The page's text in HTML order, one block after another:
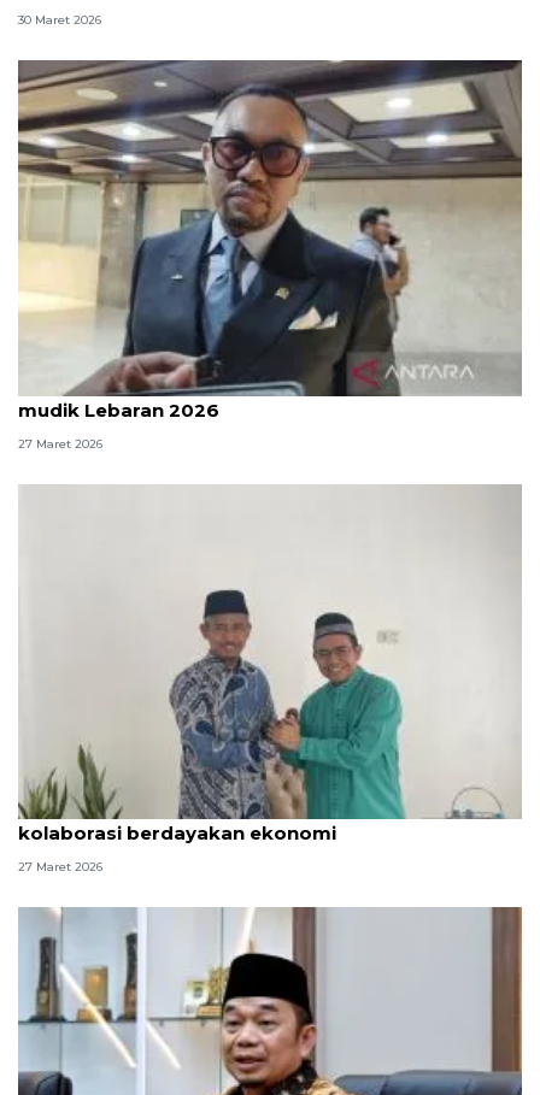
30 Maret 2026
Komisi III DPR: Polri sudah kerja maksimal atur
mudik Lebaran 2026
27 Maret 2026
Anggota DPR: NU dan Muhammadiyah perlu
kolaborasi berdayakan ekonomi
27 Maret 2026